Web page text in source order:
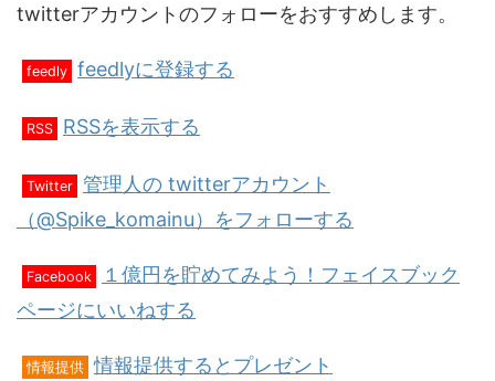
twitterアカウントのフォローをおすすめします。
feedly feedlyに登録する
RSS RSSを表示する
Twitter 管理人の twitterアカウント
（@Spike_komainu）をフォローする
Facebook
１億円を貯めてみよう！フェイスブック
ページにいいねする
情報提供 情報提供するとプレゼント